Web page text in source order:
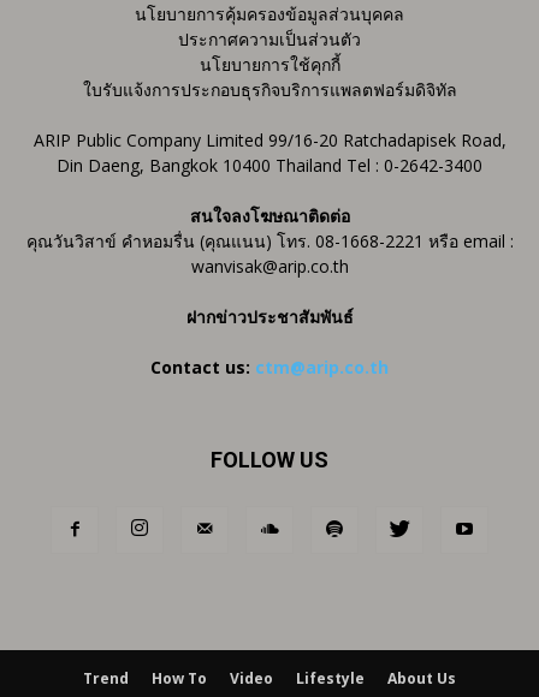
นโยบายการคุ้มครองข้อมูลส่วนบุคคล
ประกาศความเป็นส่วนตัว
นโยบายการใช้คุกกี้
ใบรับแจ้งการประกอบธุรกิจบริการแพลตฟอร์มดิจิทัล
ARIP Public Company Limited 99/16-20 Ratchadapisek Road,
Din Daeng, Bangkok 10400 Thailand Tel : 0-2642-3400
สนใจลงโฆษณาติดต่อ
คุณวันวิสาข์ คำหอมรื่น (คุณแนน) โทร. 08-1668-2221 หรือ email :
wanvisak@arip.co.th
ฝากข่าวประชาสัมพันธ์
Contact us: ctm@arip.co.th
FOLLOW US
Trend How To Video Lifestyle About Us